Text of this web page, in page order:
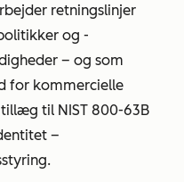
retningslinjer
og -
– og som
for kommercielle
til NIST 800-63B
–